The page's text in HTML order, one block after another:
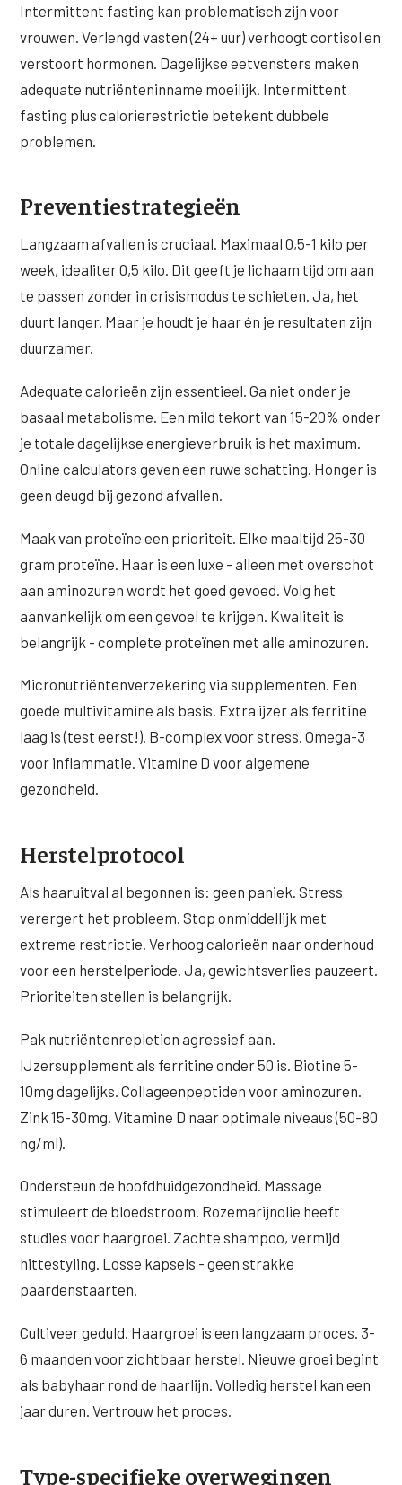
Intermittent fasting kan problematisch zijn voor
vrouwen. Verlengd vasten (24+ uur) verhoogt cortisol en
verstoort hormonen. Dagelijkse eetvensters maken
adequate nutriënteninname moeilijk. Intermittent
fasting plus calorierestrictie betekent dubbele
problemen.
Preventiestrategieën
Langzaam afvallen is cruciaal. Maximaal 0,5-1 kilo per
week, idealiter 0,5 kilo. Dit geeft je lichaam tijd om aan
te passen zonder in crisismodus te schieten. Ja, het
duurt langer. Maar je houdt je haar én je resultaten zijn
duurzamer.
Adequate calorieën zijn essentieel. Ga niet onder je
basaal metabolisme. Een mild tekort van 15-20% onder
je totale dagelijkse energieverbruik is het maximum.
Online calculators geven een ruwe schatting. Honger is
geen deugd bij gezond afvallen.
Maak van proteïne een prioriteit. Elke maaltijd 25-30
gram proteïne. Haar is een luxe - alleen met overschot
aan aminozuren wordt het goed gevoed. Volg het
aanvankelijk om een gevoel te krijgen. Kwaliteit is
belangrijk - complete proteïnen met alle aminozuren.
Micronutriëntenverzekering via supplementen. Een
goede multivitamine als basis. Extra ijzer als ferritine
laag is (test eerst!). B-complex voor stress. Omega-3
voor inflammatie. Vitamine D voor algemene
gezondheid.
Herstelprotocol
Als haaruitval al begonnen is: geen paniek. Stress
verergert het probleem. Stop onmiddellijk met
extreme restrictie. Verhoog calorieën naar onderhoud
voor een herstelperiode. Ja, gewichtsverlies pauzeert.
Prioriteiten stellen is belangrijk.
Pak nutriëntenrepletion agressief aan.
IJzersupplement als ferritine onder 50 is. Biotine 5-
10mg dagelijks. Collageenpeptiden voor aminozuren.
Zink 15-30mg. Vitamine D naar optimale niveaus (50-80
ng/ml).
Ondersteun de hoofdhuidgezondheid. Massage
stimuleert de bloedstroom. Rozemarijnolie heeft
studies voor haargroei. Zachte shampoo, vermijd
hittestyling. Losse kapsels - geen strakke
paardenstaarten.
Cultiveer geduld. Haargroei is een langzaam proces. 3-
6 maanden voor zichtbaar herstel. Nieuwe groei begint
als babyhaar rond de haarlijn. Volledig herstel kan een
jaar duren. Vertrouw het proces.
Type-specifieke overwegingen